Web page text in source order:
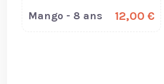
Mango - 8 ans 12,00 €